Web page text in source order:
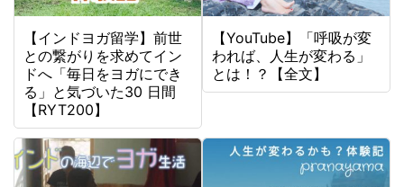
【インドヨガ留学】前世
との繋がりを求めてイン
ドへ「毎日をヨガにでき
る」と気づいた30 日間
【RYT200】
【YouTube】「呼吸が変
われば、人生が変わる」
とは！？【全文】